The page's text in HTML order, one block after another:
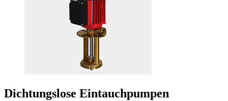
Dichtungslose Eintauchpumpen